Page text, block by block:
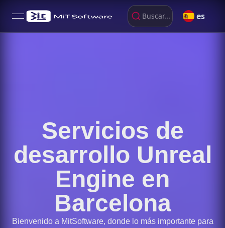
open navigation menu Buscar... es
Servicios de
desarrollo Unreal
Engine en
Barcelona
Bienvenido a MitSoftware, donde lo más importante para